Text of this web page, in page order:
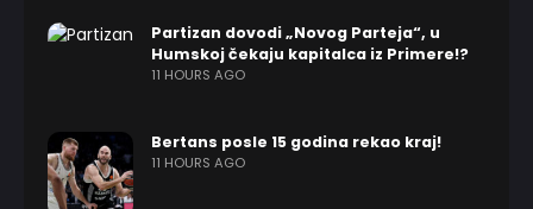
Partizan dovodi „Novog Parteja“, u
Humskoj čekaju kapitalca iz Primere!?
11 HOURS AGO
Bertans posle 15 godina rekao kraj!
11 HOURS AGO